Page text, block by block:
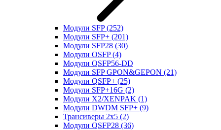
Модули SFP(252)
Модули SFP+ (201)
Модули SFP28 (30)
Модули OSFP(4)
Модули QSFP56-DD
Модули SFP GPON&GEPON (21)
Модули QSFP+ (25)
Модули SFP+16G (2)
Модули X2/XENPAK (1)
Модули DWDM SFP+ (9)
Трансиверы 2x5 (2)
Модули QSFP28 (36)